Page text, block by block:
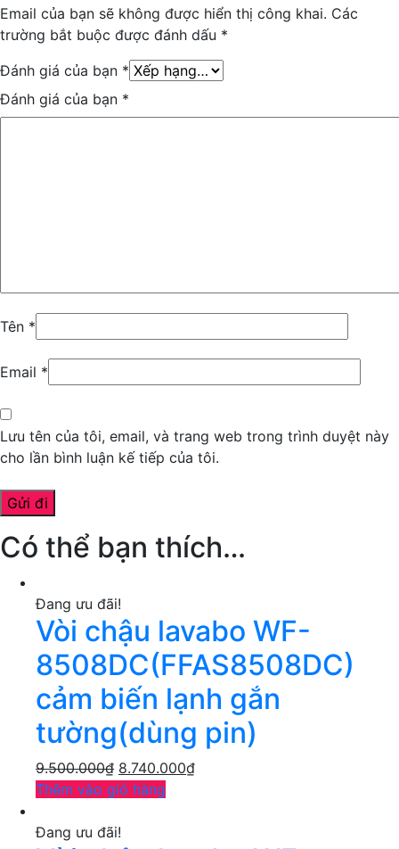
Email của bạn sẽ không được hiển thị công khai. Các
trường bắt buộc được đánh dấu *
Đánh giá của bạn *
Đánh giá của bạn *
Tên *
Email *
Lưu tên của tôi, email, và trang web trong trình duyệt này
cho lần bình luận kế tiếp của tôi.
Có thể bạn thích…
Đang ưu đãi!
Vòi chậu lavabo WF-
8508DC(FFAS8508DC)
cảm biến lạnh gắn
tường(dùng pin)
9.500.000₫ 8.740.000₫
Thêm vào giỏ hàng
Đang ưu đãi!